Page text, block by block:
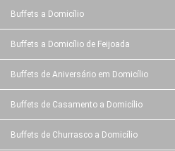
Buffets a Domicílio
Buffets a Domicílio de Feijoada
Buffets de Aniversário em Domicílio
Buffets de Casamento a Domicílio
Buffets de Churrasco a Domicílio